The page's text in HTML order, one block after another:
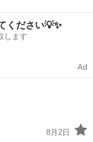
ください💡✨
します
Ad
8月2日